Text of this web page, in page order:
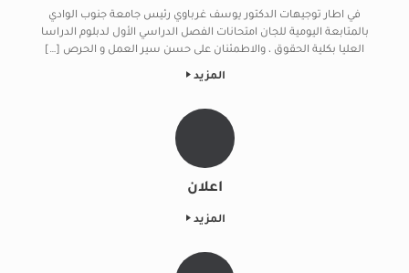
في اطار توجيهات الدكتور يوسف غرباوي رئيس جامعة جنوب الوادي
بالمتابعة اليومية للجان امتحانات الفصل الدراسي الأول لدبلوم الدراسا
العليا بكلية الحقوق ، والاطمئنان على حسن سير العمل و الحرص […]
المزيد
اعلان
المزيد